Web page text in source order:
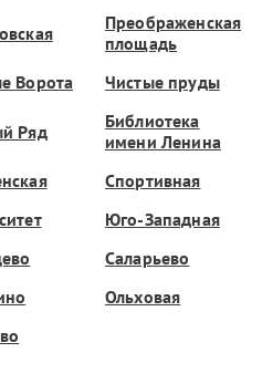
Преображенская
площадь
Ворота Чистые пруды
Ряд
Библиотека
имени Ленина
Спортивная
Юго-Западная
Саларьево
Ольховая